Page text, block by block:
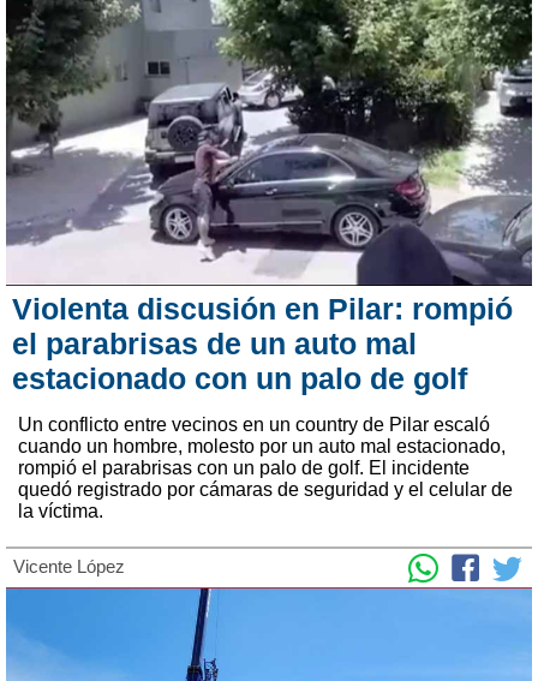
Violenta discusión en Pilar: rompió
el parabrisas de un auto mal
estacionado con un palo de golf
Un conflicto entre vecinos en un country de Pilar escaló
cuando un hombre, molesto por un auto mal estacionado,
rompió el parabrisas con un palo de golf. El incidente
quedó registrado por cámaras de seguridad y el celular de
la víctima.
Vicente López